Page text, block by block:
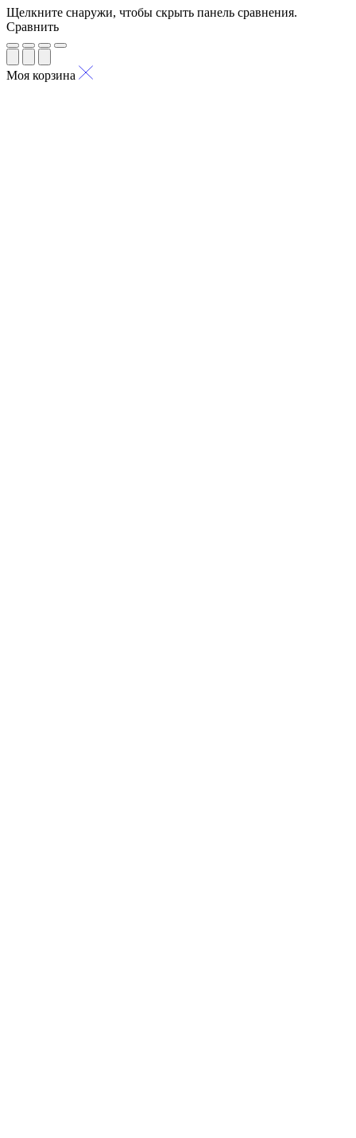
Щелкните снаружи, чтобы скрыть панель сравнения.
Сравнить
Моя корзина